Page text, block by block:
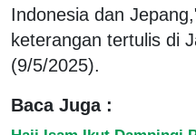
Indonesia dan
keterangan tertulis di
(9/5/2025).
Baca Juga :